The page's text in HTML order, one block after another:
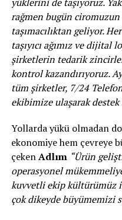
yüklerini de taşıyoruz.
rağmen bugün ciromuzun
taşımacılıktan geliyor.
taşıyıcı ağımız ve dijital
şirketlerin tedarik
kontrol kazandırıyoruz.
tüm şirketler, 7/24
ekibimize ulaşarak
Yollarda yükü olmadan
ekonomiye hem çevreye
çekenAdlım “Ürün
operasyonel
kuvvetli ekip kültürümüz
çok dikeyde büyümemizi